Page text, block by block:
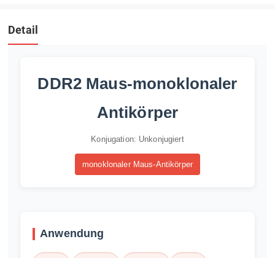
Detail
DDR2 Maus-monoklonaler
Antikörper
Konjugation: Unkonjugiert
monoklonaler Maus-Antikörper
Anwendung